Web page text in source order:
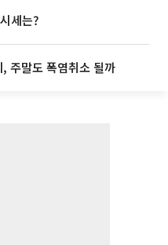
세는?
주말도 폭염취소 될까